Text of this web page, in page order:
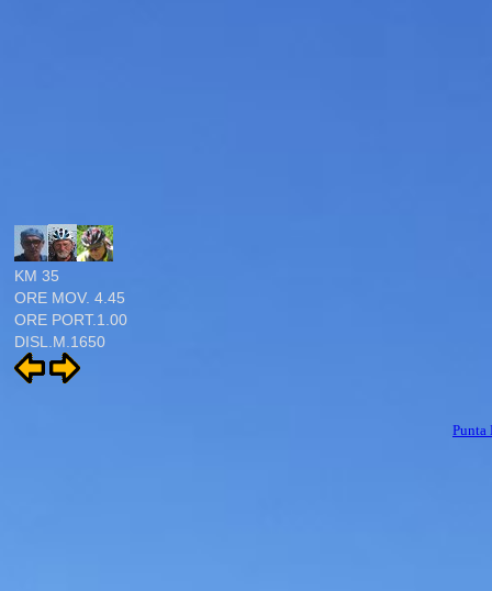
KM 35
ORE MOV. 4.45
ORE PORT.1.00
DISL.M.1650
Punta